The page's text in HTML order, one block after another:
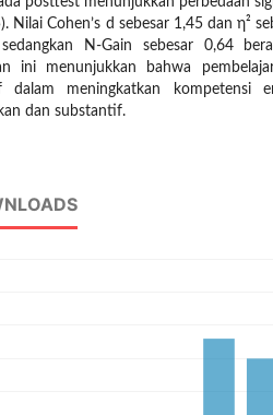
Nilai Cohen’s d sebesar 1,45 dan η²
N-Gain sebesar 0,64
ini menunjukkan bahwa
dalam meningkatkan kompetensi
dan substantif.